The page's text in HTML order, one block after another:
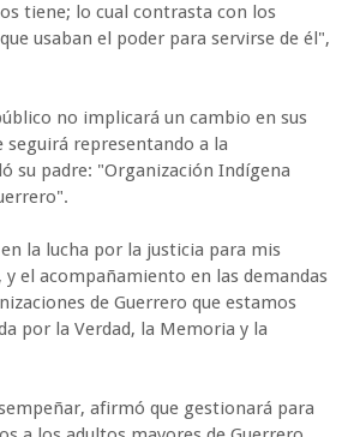
tiene; lo cual contrasta con los
usaban el poder para servirse de él",
no implicará un cambio en sus
seguirá representando a la
su padre: "Organización Indígena
la lucha por la justicia para mis
y el acompañamiento en las demandas
de Guerrero que estamos
por la Verdad, la Memoria y la
afirmó que gestionará para